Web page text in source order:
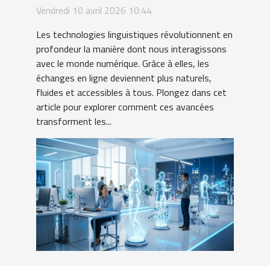
linguistiques
l'interaction numérique ?
Vendredi 10 avril 2026 10:44
Les technologies linguistiques révolutionnent en
profondeur la manière dont nous interagissons
avec le monde numérique. Grâce à elles, les
échanges en ligne deviennent plus naturels,
fluides et accessibles à tous. Plongez dans cet
article pour explorer comment ces avancées
transforment les...